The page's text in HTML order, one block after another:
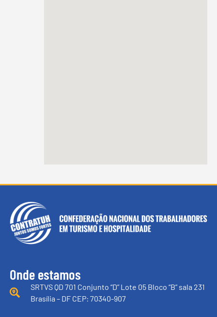
Onde estamos
SRTVS QD 701 Conjunto “D” Lote 05 Bloco “B” sala 231
Brasília – DF CEP: 70340-907